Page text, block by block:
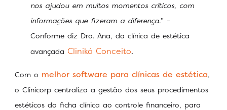
nos ajudou em muitos momentos críticos, com
informações que fizeram a diferença.” –
Conforme diz Dra. Ana, da clínica de estética
avançadaCliniká Conceito.
Com o melhor software para clínicas de estética,
o Clinicorp centraliza a gestão dos seus procedimentos
estéticos da ficha clínica ao controle financeiro, para